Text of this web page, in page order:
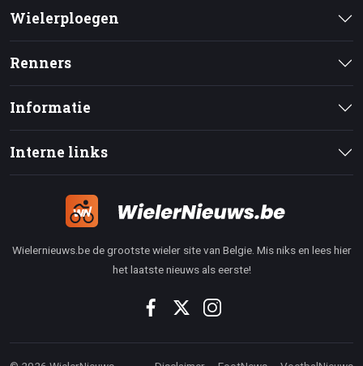
Wielerploegen
Renners
Informatie
Interne links
Wielernieuws.be de grootste wieler site van Belgie. Mis niks en lees hier
het laatste nieuws als eerste!